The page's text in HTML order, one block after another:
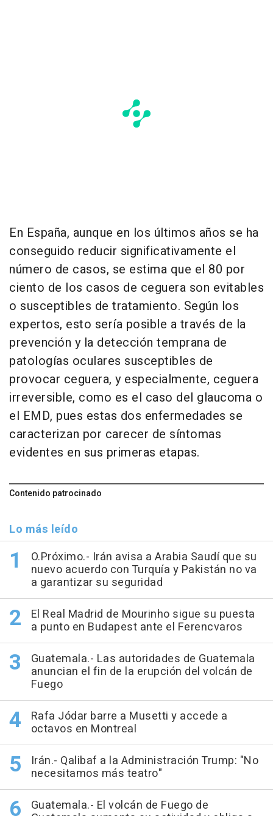
En España, aunque en los últimos años se ha
conseguido reducir significativamente el
número de casos, se estima que el 80 por
ciento de los casos de ceguera son evitables
o susceptibles de tratamiento. Según los
expertos, esto sería posible a través de la
prevención y la detección temprana de
patologías oculares susceptibles de
provocar ceguera, y especialmente, ceguera
irreversible, como es el caso del glaucoma o
el EMD, pues estas dos enfermedades se
caracterizan por carecer de síntomas
evidentes en sus primeras etapas.
Contenido patrocinado
Lo más leído
O.Próximo.- Irán avisa a Arabia Saudí que su
nuevo acuerdo con Turquía y Pakistán no va
a garantizar su seguridad
El Real Madrid de Mourinho sigue su puesta
a punto en Budapest ante el Ferencvaros
Guatemala.- Las autoridades de Guatemala
anuncian el fin de la erupción del volcán de
Fuego
Rafa Jódar barre a Musetti y accede a
octavos en Montreal
Irán.- Qalibaf a la Administración Trump: "No
necesitamos más teatro"
Guatemala.- El volcán de Fuego de